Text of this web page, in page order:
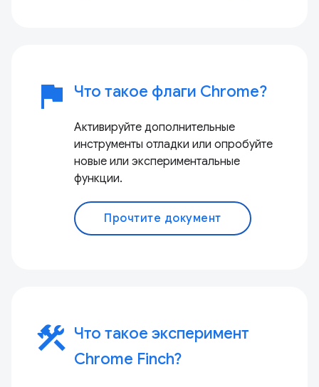
flag Что такое флаги Chrome?
Активируйте дополнительные
инструменты отладки или опробуйте
новые или экспериментальные
функции.
Прочтите документ
construction Что такое эксперимент
Chrome Finch?